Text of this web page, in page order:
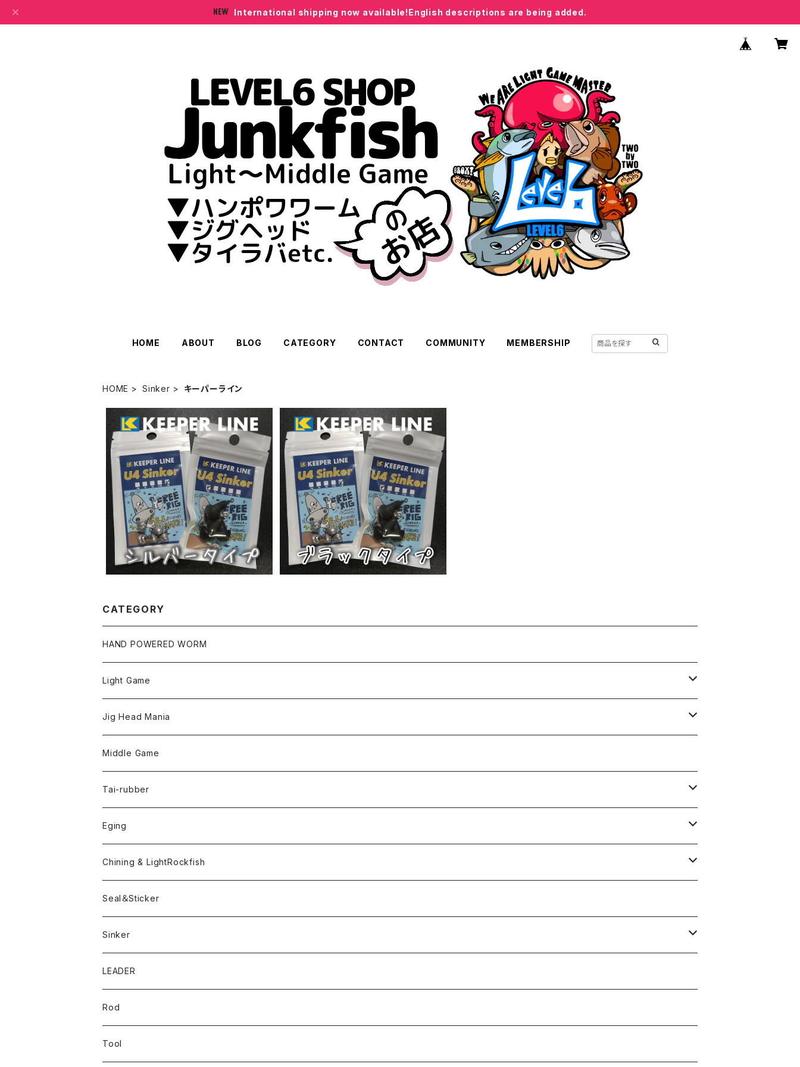
International shipping now available!English descriptions are being added.
HOME ABOUT BLOG CATEGORY CONTACT COMMUNITY MEMBERSHIP
HOME Sinker キーパーライン
U4シンカー シルバー 各ウエイト 【キ
ーパーライン】
¥495
U4シンカー ブラック 各ウエイト 【キ
ーパーライン】
¥550
CATEGORY
HAND POWERED WORM
Light Game
LightGame Worm
Bスネイクmicro
Fリトリーバー
漁港ワームLv.2
Bスネイクinch
Snap
Handle Knob
Jig Head Mania
Phase-up
ピカルヘッド
LEVEL6
YARIE
ECOGEAR
Middle Game
Tai-rubber
TWObyTWO
ツートンネクタイ
ACTIVE
Eging
Egi
Rig
Chining & LightRockfish
Worm
KeeperLine
Seal＆Sticker
Sinker
キーパーライン
U4シンカー
LEADER
Rod
Tool